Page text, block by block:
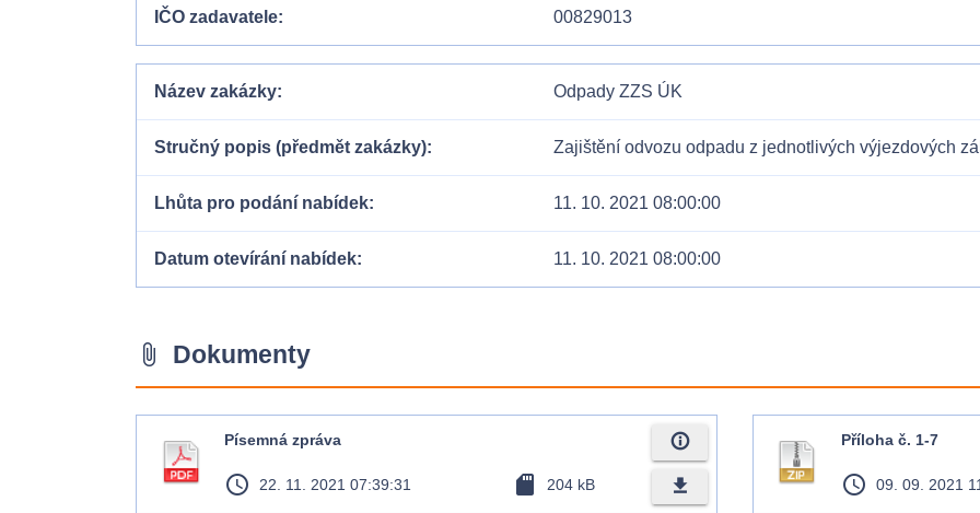
IČO zadavatele 00829013
Název zakázky Odpady ZZS ÚK
Stručný popis (předmět zakázky) Zajištění odvozu odpadu z jednotlivých výjezdových
Lhůta pro podání nabídek 11. 10. 2021 08:00:00
Datum otevírání nabídek 11. 10. 2021 08:00:00
attach_file Dokumenty
Písemná zpráva
access_time 22. 11. 2021 07:39:31 sd_card 204 kB
info_outline
file_download
Příloha č. 1-7
access_time 09. 09. 2021